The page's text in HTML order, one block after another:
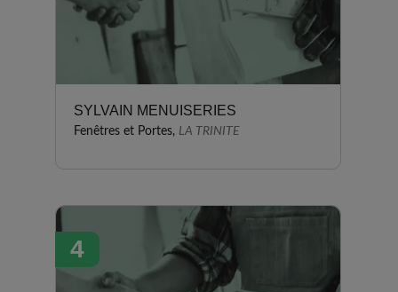
SYLVAIN MENUISERIES
Fenêtres et Portes, LA TRINITE
4